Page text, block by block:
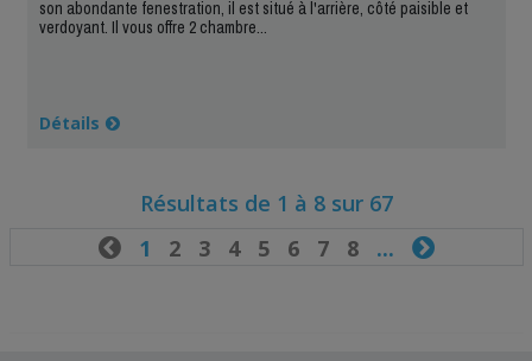
son abondante fenestration, il est situé à l'arrière, côté paisible et
verdoyant. Il vous offre 2 chambre...
Détails
Résultats de 1 à 8 sur 67
1 2 3 4 5 6 7 8... 